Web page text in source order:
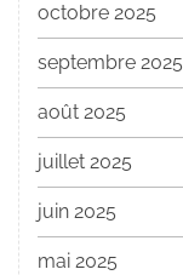
octobre 2025
septembre 2025
août 2025
juillet 2025
juin 2025
mai 2025